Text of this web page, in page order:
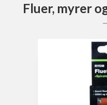
Fluer, myrer